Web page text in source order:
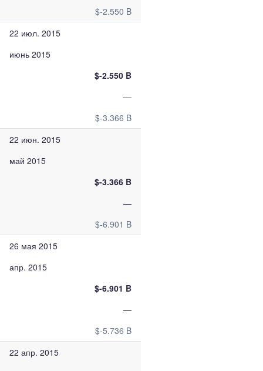
$-2.550 B
22 июл. 2015
июнь 2015
$-2.550 B
—
$-3.366 B
22 июн. 2015
май 2015
$-3.366 B
—
$-6.901 B
26 мая 2015
апр. 2015
$-6.901 B
—
$-5.736 B
22 апр. 2015